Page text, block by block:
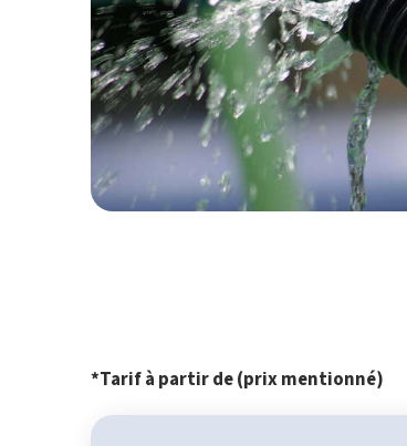
*Tarif à partir de (prix mentionné)